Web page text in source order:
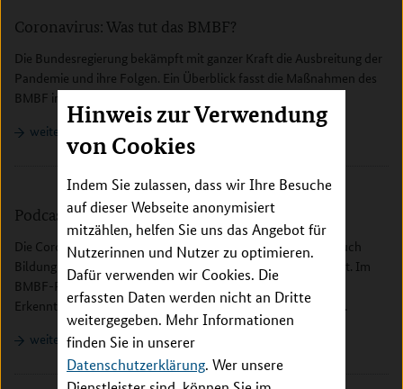
Hinweis zur Verwendung
von Cookies
Indem Sie zulassen, dass wir Ihre Besuche
auf dieser Webseite anonymisiert
mitzählen, helfen Sie uns das Angebot für
Nutzerinnen und Nutzer zu optimieren.
Dafür verwenden wir Cookies. Die
erfassten Daten werden nicht an Dritte
weitergegeben. Mehr Informationen
finden Sie in unserer
Datenschutzerklärung. Wer unsere
Coronavirus: Was tut das BMBF?
Die Bundesregierung bekämpft mit ganzer Kraft die Ausbreitung der
Pandemie und ihre Folgen. Ein Überblick fasst die Maßnahmen des
BMBF in der Krise zusammen.
weiterlesen
Podcasts zur Coronakrise
Die Coronakrise hat den Alltag vieler Menschen verändert. Auch
Bildung und Forschung sind vielfältig betroffen und gefordert. Im
BMBF-Podcast berichten Forschende von ihrer Arbeit, ihren
Erkenntnissen und wie sie den Herausforderungen begegnen.
weiterlesen